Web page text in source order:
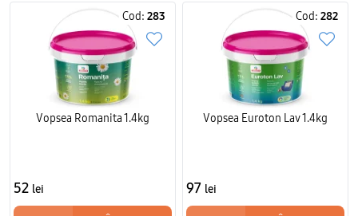
Cod: 283
Vopsea Romanita 1.4kg
52 lei
Cod: 282
Vopsea Euroton Lav 1.4kg
97 lei